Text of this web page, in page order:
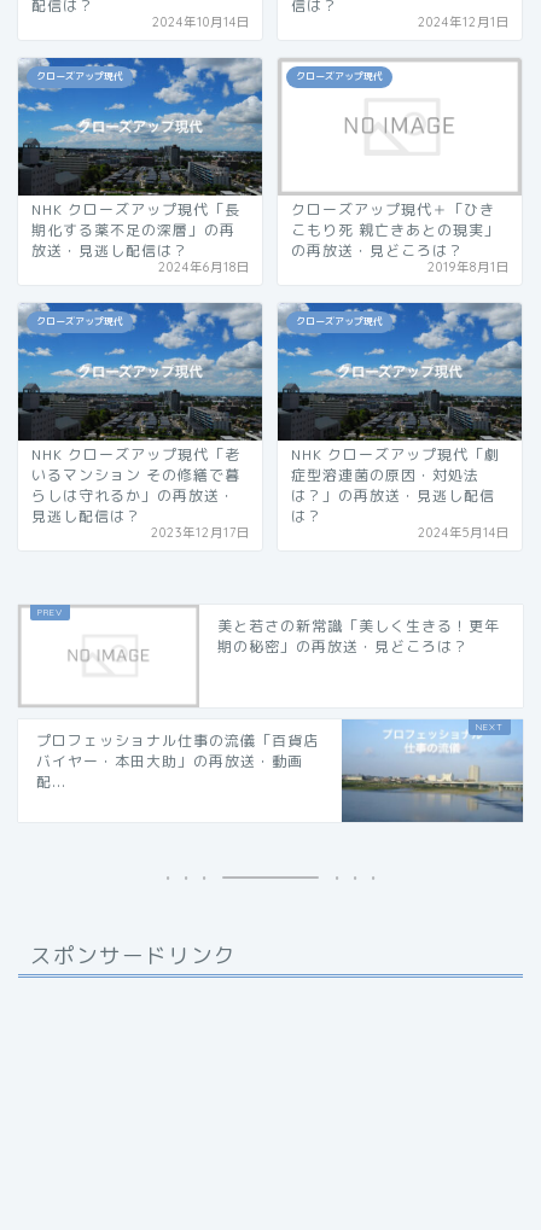
配信は？
2024年10月14日
信は？
2024年12月1日
クローズアップ現代
NHK クローズアップ現代「長
期化する薬不足の深層」の再
放送・見逃し配信は？
2024年6月18日
クローズアップ現代
クローズアップ現代＋「ひき
こもり死 親亡きあとの現実」
の再放送・見どころは？
2019年8月1日
クローズアップ現代
NHK クローズアップ現代「老
いるマンション その修繕で暮
らしは守れるか」の再放送・
見逃し配信は？
2023年12月17日
クローズアップ現代
NHK クローズアップ現代「劇
症型溶連菌の原因・対処法
は？」の再放送・見逃し配信
は？
2024年5月14日
美と若さの新常識「美しく生きる！更年
期の秘密」の再放送・見どころは？
プロフェッショナル仕事の流儀「百貨店
バイヤー・本田大助」の再放送・動画
配...
スポンサードリンク